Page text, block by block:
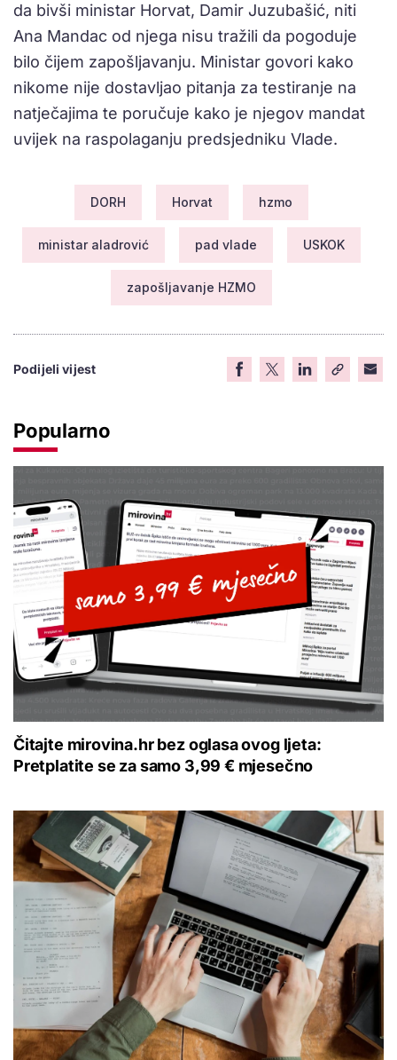
da bivši ministar Horvat, Damir Juzubašić, niti
Ana Mandac od njega nisu tražili da pogoduje
bilo čijem zapošljavanju. Ministar govori kako
nikome nije dostavljao pitanja za testiranje na
natječajima te poručuje kako je njegov mandat
uvijek na raspolaganju predsjedniku Vlade.
DORH Horvat hzmo
ministar aladrović pad vlade USKOK
zapošljavanje HZMO
Podijeli vijest
Popularno
Čitajte mirovina.hr bez oglasa ovog ljeta:
Pretplatite se za samo 3,99 € mjesečno